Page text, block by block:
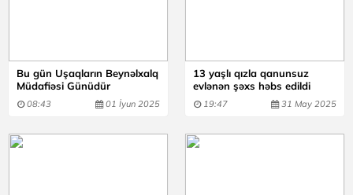
Bu gün Uşaqların Beynəlxalq
Müdafiəsi Günüdür
08:43 01 İyun 2025
13 yaşlı qızla qanunsuz
evlənən şəxs həbs edildi
19:47 31 May 2025